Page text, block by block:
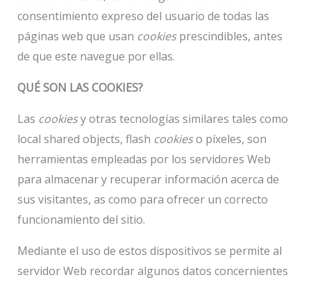
consentimiento expreso del usuario de todas las
páginas web que usan cookiesprescindibles, antes
de que este navegue por ellas.
QUÉ SON LAS COOKIES?
Las cookiesy otras tecnologías similares tales como
local shared objects, flash cookieso píxeles, son
herramientas empleadas por los servidores Web
para almacenar y recuperar información acerca de
sus visitantes, as como para ofrecer un correcto
funcionamiento del sitio.
Mediante el uso de estos dispositivos se permite al
servidor Web recordar algunos datos concernientes